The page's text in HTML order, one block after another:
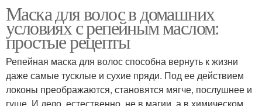
Маска для волос в домашних
условиях с репейным маслом:
простые рецепты
Репейная маска для волос способна вернуть к жизни
даже самые тусклые и сухие пряди. Под ее действием
локоны преображаются, становятся мягче, послушнее и